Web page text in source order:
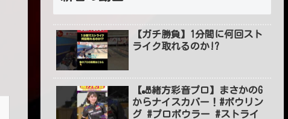
【ガチ勝負】1分間に何回スト
ライク取れるのか!?
【🎳緒方彩音プロ】まさかのG
からナイスカバー！#ボウリン
グ #プロボウラー #ストライ